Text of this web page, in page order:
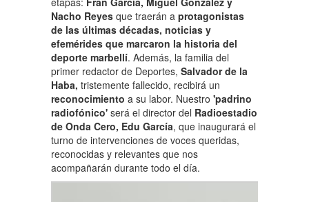
Nacho Reyes que traerán a protagonistas
de las últimas décadas, noticias y
efemérides que marcaron la historia del
deporte marbellí. Además, la familia del
primer redactor de Deportes, Salvador de la
Haba, tristemente fallecido, recibirá un
reconocimiento a su labor. Nuestro 'padrino
radiofónico' será el director del Radioestadio
de Onda Cero, Edu García, que inaugurará el
turno de intervenciones de voces queridas,
reconocidas y relevantes que nos
acompañarán durante todo el día.